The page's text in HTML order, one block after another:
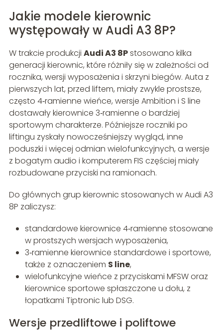
Jakie modele kierownic
występowały w Audi A3 8P?
W trakcie produkcji Audi A3 8Pstosowano kilka
generacji kierownic, które różniły się w zależności od
rocznika, wersji wyposażenia i skrzyni biegów. Auta z
pierwszych lat, przed liftem, miały zwykle prostsze,
często 4‑ramienne wieńce, wersje Ambition i S line
dostawały kierownice 3‑ramienne o bardziej
sportowym charakterze. Późniejsze roczniki po
liftingu zyskały nowocześniejszy wygląd, inne
poduszki i więcej odmian wielofunkcyjnych, a wersje
z bogatym audio i komputerem FIS częściej miały
rozbudowane przyciski na ramionach.
Do głównych grup kierownic stosowanych w Audi A3
8P zaliczysz:
standardowe kierownice 4‑ramienne stosowane
w prostszych wersjach wyposażenia,
3‑ramienne kierownice standardowe i sportowe,
także z oznaczeniem S line,
wielofunkcyjne wieńce z przyciskami MFSW oraz
kierownice sportowe spłaszczone u dołu, z
łopatkami Tiptronic lub DSG.
Wersje przedliftowe i poliftowe